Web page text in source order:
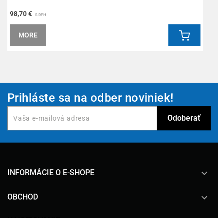
98,70 € S DPH
MORE
Prihláste sa na odber noviniek!
INFORMÁCIE O E-SHOPE keyboard_arrow_down
OBCHOD 